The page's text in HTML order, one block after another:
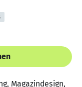
Magazindesign,